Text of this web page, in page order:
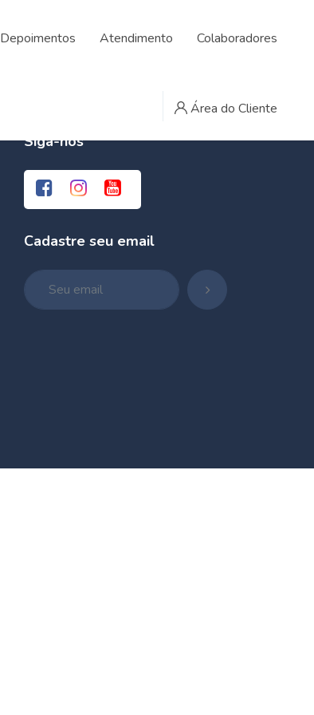
Depoimentos Atendimento Colaboradores
Área do Cliente
Siga-nos
Cadastre seu email